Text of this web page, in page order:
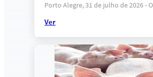
Porto Alegre, 31 de julho de 2026 -
Ver